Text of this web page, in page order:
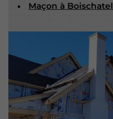
Maçon à Boischatel